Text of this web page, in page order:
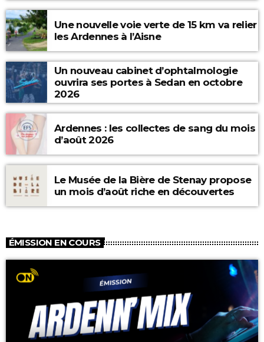
Une nouvelle voie verte de 15 km va relier
les Ardennes à l’Aisne
Un nouveau cabinet d’ophtalmologie
ouvrira ses portes à Sedan en octobre
2026
Ardennes : les collectes de sang du mois
d’août 2026
Le Musée de la Bière de Stenay propose
un mois d’août riche en découvertes
ÉMISSION EN COURS